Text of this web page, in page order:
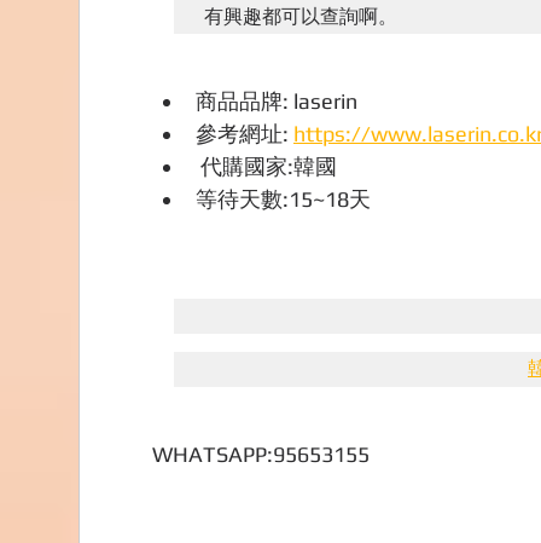
有興趣都可以查詢啊。
商品品牌: laserin
參考網址: https://
代購國家:韓國
等待天數:15~18天
WHATSAPP:95653155